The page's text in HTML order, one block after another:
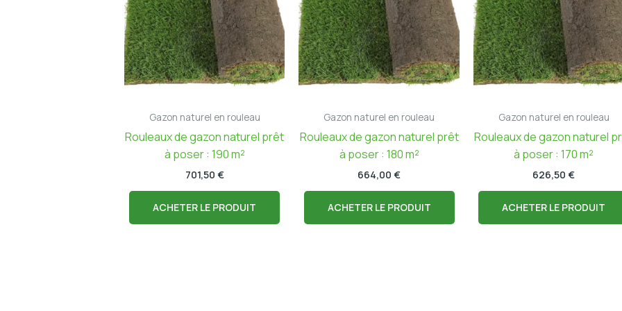
Gazon naturel en rouleau
Rouleaux de gazon naturel prêt
à poser : 190 m²
701,50 €
ACHETER LE PRODUIT
Gazon naturel en rouleau
Rouleaux de gazon naturel prêt
à poser : 180 m²
664,00€
ACHETER LE PRODUIT
Gazon naturel en rouleau
Rouleaux de gazon naturel
à poser : 170 m²
626,50€
ACHETER LE PRODUIT